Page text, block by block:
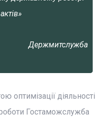
Держмитслужба
оптимізації діяльності
Гостаможслужба